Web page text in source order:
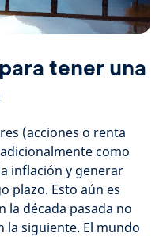
tener una
(acciones o renta
como
inflación y generar
plazo. Esto aún es
la década pasada no
la siguiente. El mundo